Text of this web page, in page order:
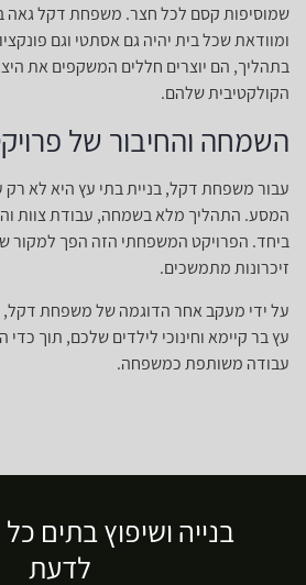
שמוסיפות קסם לכל חצר. משפחת דקל גאה
ומוודאת שכל בית יהיה גם אסתטי וגם
בתהליך, הם יוצרים חללים המשקפים את
הקולקטיבית שלהם.
השמחה והחיבור של
עבור משפחת דקל, בניית בתי עץ היא לא רק
המסע. התהליך מלא בשמחה, עבודת צוות
ביחד. הפרויקט המשפחתי הזה הפך למקור
זיכרונות מתמשכים.
על ידי מעקב אחר הדוגמה של משפחת דקל,
עץ בר קיימא וחינוכי לילדים שלכם, תוך
עבודה משותפת כמשפחה.
בנייה ושיפוץ בתים
לדעת